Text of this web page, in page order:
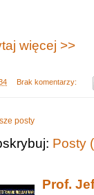
więcej >>
Brak komentarzy:
posty
Posty
Prof.